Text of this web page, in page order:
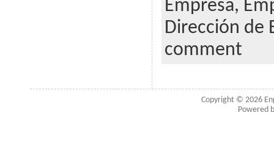
Empresa,
Dirección de
comment
Copyright © 2026
Powered